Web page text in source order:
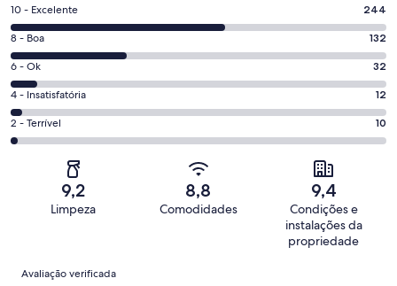
Nota
10
-
Excelente.
244
de
430
avaliações
10 - Excelente 244
Nota
8
-
Boa.
132
de
430
avaliações
8 - Boa 132
Nota
6
-
Ok.
32
avaliações
6 - Ok 32
Nota
4
-
4 - Insatisfatória 12
Nota
2
2 - Terrível 10
9,2
Limpeza
8,8
Comodidades
9,4
Condições e
instalações da
propriedade
Avaliações
Avaliação verificada